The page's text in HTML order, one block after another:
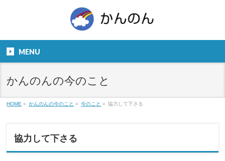
９：００～１８：００
MENU
かんのんの今のこと
HOME » かんのんの今のこと » 今のこと » 協力して下さる
協力して下さる